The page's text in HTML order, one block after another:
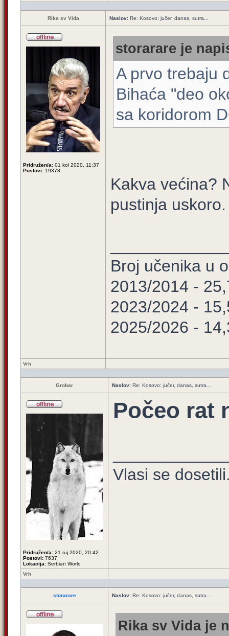
Rika sv Vida Naslov: Re: Kosovo: jučer, danas, sutra...
Pridružen/a: 01 kol 2020, 11:37
Postovi: 19378
storarare je
A prvo trebaju
Bihaća "deo
sa koridorom
Kakva većina?
pustinja uskoro.
Broj učenika u
2013/2014 -
2023/2024 -
2025/2026 -
Vrh
Grobar Naslov: Re: Kosovo: jučer, danas, sutra...
Pridružen/a: 21 ruj 2020, 20:42
Postovi: 7637
Lokacija: Serbian World
Počeo rat
Vlasi se
Vrh
storarare Naslov: Re: Kosovo: jučer, danas, sutra...
Rika sv Vida je